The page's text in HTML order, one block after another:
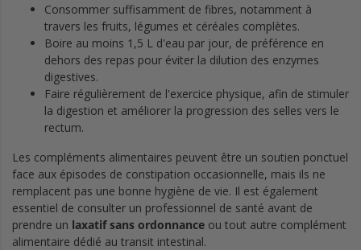
Consommer suffisamment de fibres, notamment à
travers les fruits, légumes et céréales complètes.
Boire au moins 1,5 L d'eau par jour, de préférence en
dehors des repas pour éviter la dilution des enzymes
digestives.
Faire régulièrement de l'exercice physique, afin de stimuler
la digestion et améliorer la progression des selles vers le
rectum.
Les compléments alimentaires peuvent être un soutien ponctuel
face aux épisodes de constipation occasionnelle, mais ils ne
remplacent pas une bonne hygiène de vie. Il est également
essentiel de consulter un professionnel de santé avant de
prendre un laxatif sans ordonnance ou tout autre complément
alimentaire dédié au transit intestinal.